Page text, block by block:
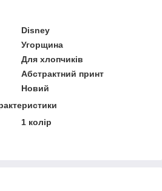
Disney
Угорщина
Для хлопчиків
Абстрактний принт
Новий
1 колір